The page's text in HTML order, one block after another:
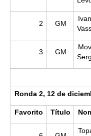
2 GM
3 GM
Ronda 2, 12 de
Favorito Título